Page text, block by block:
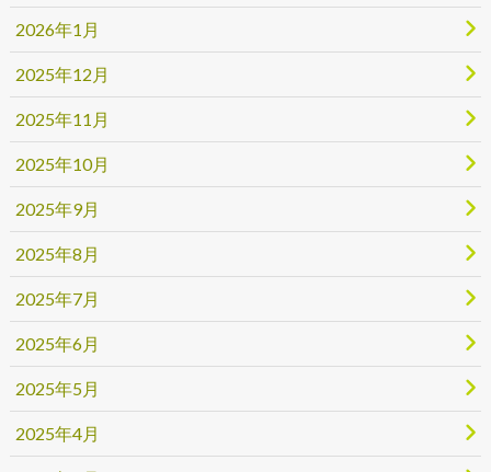
2026年1月
2025年12月
2025年11月
2025年10月
2025年9月
2025年8月
2025年7月
2025年6月
2025年5月
2025年4月